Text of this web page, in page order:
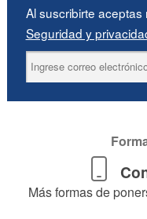
Al suscribirte aceptas
Seguridad y
Más formas de